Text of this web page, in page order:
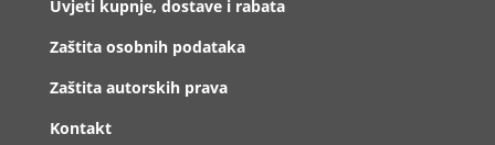
Uvjeti kupnje, dostave i rabata
Zaštita osobnih podataka
Zaštita autorskih prava
Kontakt